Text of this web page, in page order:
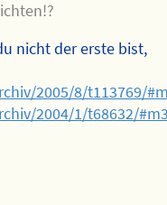
nicht der erste bist,
2005/8/t113769/
2004/1/t68632/